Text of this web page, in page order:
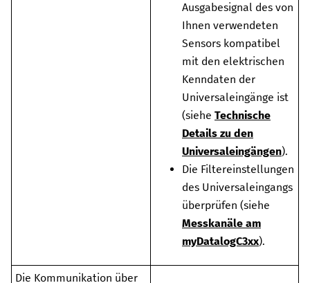
Ausgabesignal des von
Ihnen verwendeten
Sensors kompatibel
mit den elektrischen
Kenndaten der
Universaleingänge ist
(siehe Technische
Details zu den
Universaleingängen).
Die Filtereinstellungen
des Universaleingangs
überprüfen (siehe
Messkanäle am
myDatalogC3xx).
Die Kommunikation über